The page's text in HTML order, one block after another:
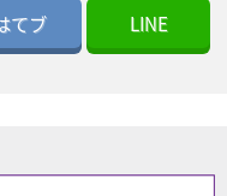
てブ LINE